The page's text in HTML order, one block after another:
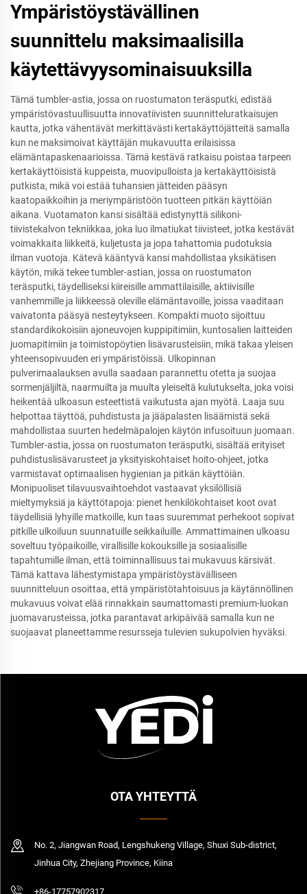
Ympäristöystävällinen
suunnittelu maksimaalisilla
käytettävyysominaisuuksilla
Tämä tumbler-astia, jossa on ruostumaton teräsputki, edistää
ympäristövastuullisuutta innovatiivisten suunnitteluratkaisujen
kautta, jotka vähentävät merkittävästi kertakäyttöjätteitä samalla
kun ne maksimoivat käyttäjän mukavuutta erilaisissa
elämäntapaskenaarioissa. Tämä kestävä ratkaisu poistaa tarpeen
kertakäyttöisistä kuppeista, muovipulloista ja kertakäyttöisistä
putkista, mikä voi estää tuhansien jätteiden pääsyn
kaatopaikkoihin ja meriympäristöön tuotteen pitkän käyttöiän
aikana. Vuotamaton kansi sisältää edistynyttä silikoni-
tiivistekalvon tekniikkaa, joka luo ilmatiukat tiivisteet, jotka kestävät
voimakkaita liikkeitä, kuljetusta ja jopa tahattomia pudotuksia
ilman vuotoja. Kätevä kääntyvä kansi mahdollistaa yksikätisen
käytön, mikä tekee tumbler-astian, jossa on ruostumaton
teräsputki, täydelliseksi kiireisille ammattilaisille, aktiivisille
vanhemmille ja liikkeessä oleville elämäntavoille, joissa vaaditaan
vaivatonta pääsyä nesteytykseen. Kompakti muoto sijoittuu
standardikokoisiin ajoneuvojen kuppipitimiin, kuntosalien laitteiden
juomapitimiin ja toimistopöytien lisävarusteisiin, mikä takaa yleisen
yhteensopivuuden eri ympäristöissä. Ulkopinnan
pulverimaalauksen avulla saadaan parannettu otetta ja suojaa
sormenjäljiltä, naarmuilta ja muulta yleiseltä kulutukselta, joka voisi
heikentää ulkoasun esteettistä vaikutusta ajan myötä. Laaja suu
helpottaa täyttöä, puhdistusta ja jääpalasten lisäämistä sekä
mahdollistaa suurten hedelmäpalojen käytön infusoituun juomaan.
Tumbler-astia, jossa on ruostumaton teräsputki, sisältää erityiset
puhdistuslisävarusteet ja yksityiskohtaiset hoito-ohjeet, jotka
varmistavat optimaalisen hygienian ja pitkän käyttöiän.
Monipuoliset tilavuusvaihtoehdot vastaavat yksilöllisiä
mieltymyksiä ja käyttötapoja: pienet henkilökohtaiset koot ovat
täydellisiä lyhyille matkoille, kun taas suuremmat perhekoot sopivat
pitkille ulkoiluun suunnatuille seikkailuille. Ammattimainen ulkoasu
soveltuu työpaikoille, virallisille kokouksille ja sosiaalisille
tapahtumille ilman, että toiminnallisuus tai mukavuus kärsivät.
Tämä kattava lähestymistapa ympäristöystävälliseen
suunnitteluun osoittaa, että ympäristötahtoisuus ja käytännöllinen
mukavuus voivat elää rinnakkain saumattomasti premium-luokan
juomavarusteissa, jotka parantavat arkipäivää samalla kun ne
suojaavat planeettamme resursseja tulevien sukupolvien hyväksi.
OTA YHTEYTTÄ
No. 2, Jiangwan Road, Lengshukeng Village, Shuxi Sub-district,
Jinhua City, Zhejiang Province, Kiina
+86-17757902317